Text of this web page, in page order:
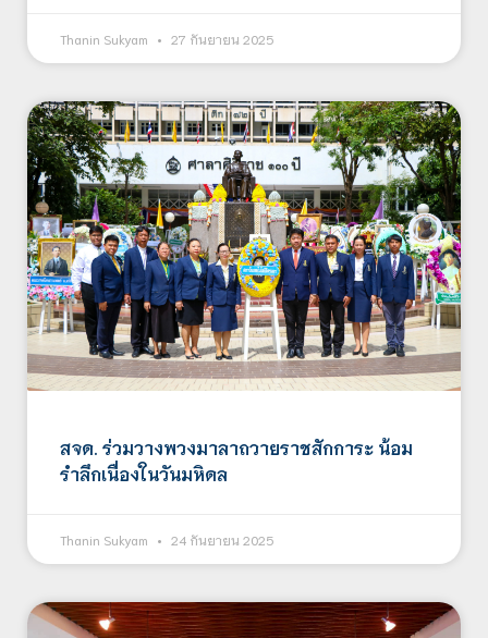
Thanin Sukyam 27 กันยายน 2025
สจด. ร่วมวางพวงมาลาถวายราชสักการะ น้อม
รำลึกเนื่องในวันมหิดล
Thanin Sukyam 24 กันยายน 2025